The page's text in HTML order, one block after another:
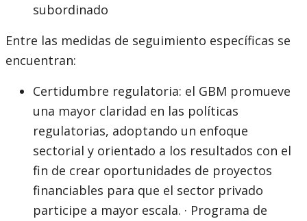
subordinado
Entre las medidas de seguimiento específicas se
encuentran:
Certidumbre regulatoria: el GBM promueve
una mayor claridad en las políticas
regulatorias, adoptando un enfoque
sectorial y orientado a los resultados con el
fin de crear oportunidades de proyectos
financiables para que el sector privado
participe a mayor escala. · Programa de